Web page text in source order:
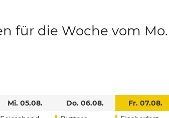
für die Woche vom
Mi. 05.08.
Do. 06.08.
Fr. 07.08.